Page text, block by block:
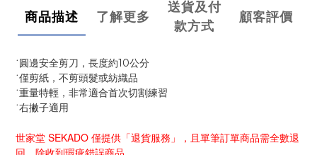
商品描述 了解更多
送貨及付
款方式
顧客評價
˙圓邊安全剪刀，長度約10公分
˙僅剪紙，不剪頭髮或紡織品
˙重量特輕，非常適合首次切割練習
˙右撇子適用
世家堂 SEKADO 僅提供「退貨服務」，且單筆訂單商品需全數退